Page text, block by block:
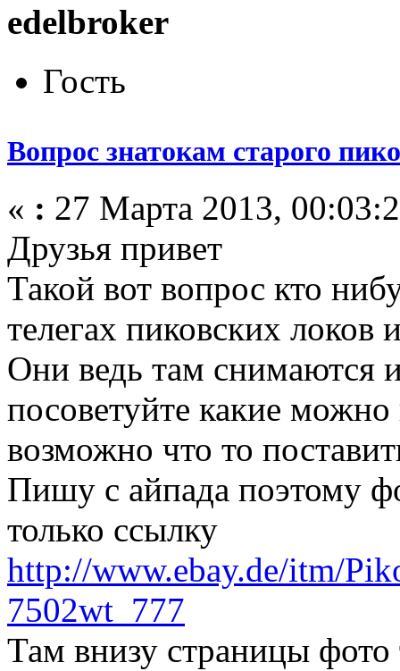
edelbroker
Гость
Вопрос знатокам старого пико
« : 27 Марта 2013,
Друзья привет
Такой вот вопрос кто
телегах пиковских
Они ведь там снимаются
посоветуйте какие
возможно что то
Пишу с айпада поэтому
только ссылку
http://www.ebay.de/itm/
7502wt_777
Там внизу страницы фото